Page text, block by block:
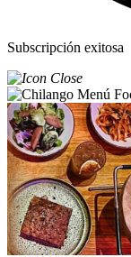
Subscripción exitosa